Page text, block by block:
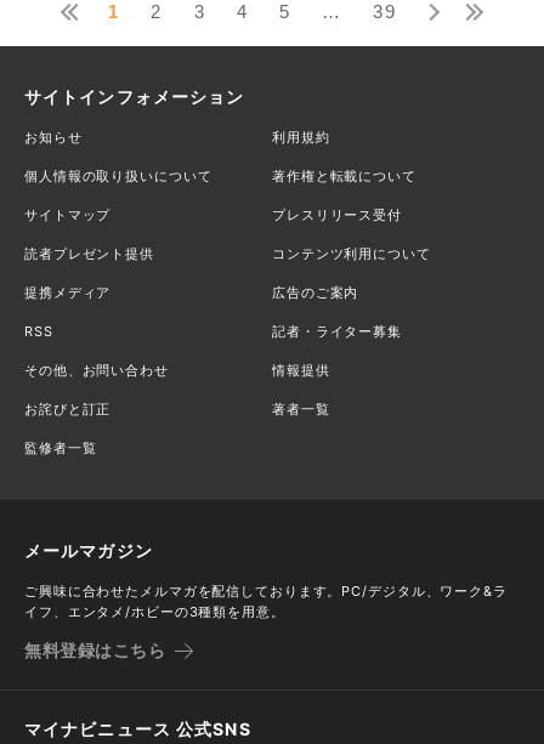
1 2 3 4 5 … 39
サイトインフォメーション
お知らせ 利用規約
個人情報の取り扱いについて 著作権と転載について
サイトマップ プレスリリース受付
読者プレゼント提供 コンテンツ利用について
提携メディア 広告のご案内
RSS 記者・ライター募集
その他、お問い合わせ 情報提供
お詫びと訂正 著者一覧
監修者一覧
メールマガジン
ご興味に合わせたメルマガを配信しております。PC/デジタル、ワーク&ラ
イフ、エンタメ/ホビーの3種類を用意。
無料登録はこちら
マイナビニュース 公式SNS